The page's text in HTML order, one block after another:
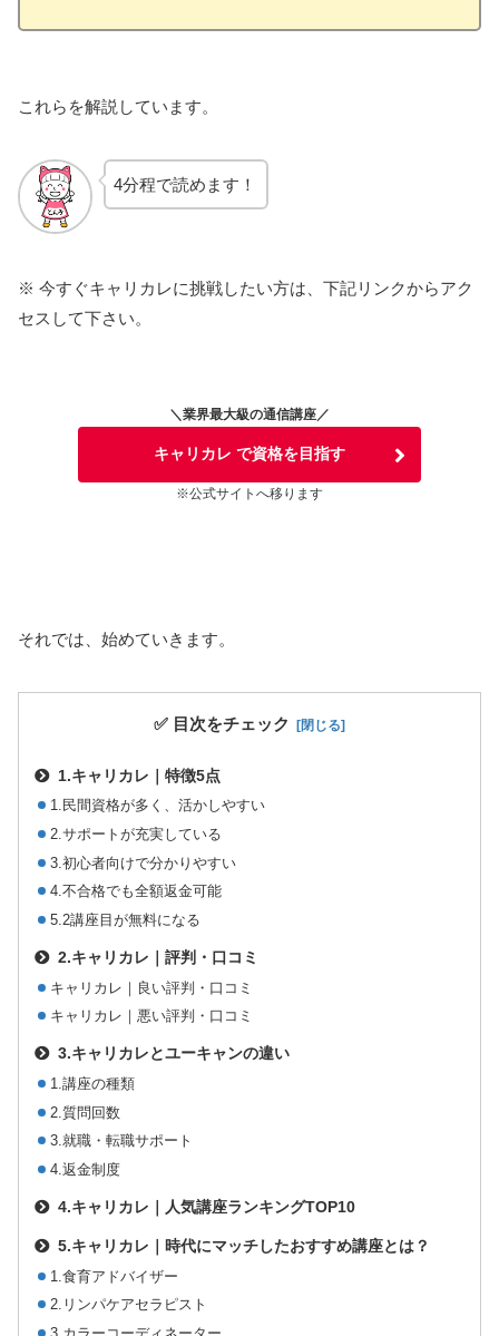
これらを解説しています。
4分程で読めます！
※ 今すぐキャリカレに挑戦したい方は、下記リンクからアク
セスして下さい。
＼業界最大級の通信講座／
キャリカレ で資格を目指す
※公式サイトへ移ります
それでは、始めていきます。
✅ 目次をチェック
1.キャリカレ｜特徴5点
1.民間資格が多く、活かしやすい
2.サポートが充実している
3.初心者向けで分かりやすい
4.不合格でも全額返金可能
5.2講座目が無料になる
2.キャリカレ｜評判・口コミ
キャリカレ｜良い評判・口コミ
キャリカレ｜悪い評判・口コミ
3.キャリカレとユーキャンの違い
1.講座の種類
2.質問回数
3.就職・転職サポート
4.返金制度
4.キャリカレ｜人気講座ランキングTOP10
5.キャリカレ｜時代にマッチしたおすすめ講座とは？
1.食育アドバイザー
2.リンパケアセラピスト